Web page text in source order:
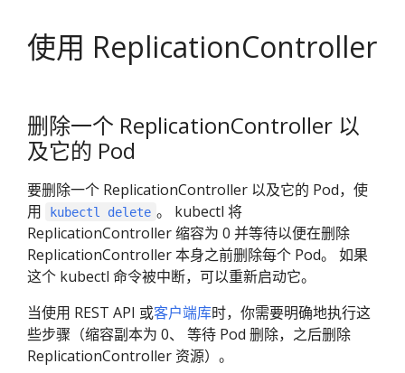
使用 ReplicationController
删除一个 ReplicationController 以
及它的 Pod
要删除一个 ReplicationController 以及它的 Pod，使
用
kubectl delete 。 kubectl 将
ReplicationController 缩容为 0 并等待以便在删除
ReplicationController 本身之前删除每个 Pod。 如果
这个 kubectl 命令被中断，可以重新启动它。
当使用 REST API 或客户端库时，你需要明确地执行这
些步骤（缩容副本为 0、 等待 Pod 删除，之后删除
ReplicationController 资源）。